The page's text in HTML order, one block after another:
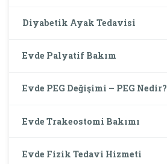
Diyabetik Ayak Tedavisi
Evde Palyatif Bakım
Evde PEG Değişimi – PEG Nedir?
Evde Trakeostomi Bakımı
Evde Fizik Tedavi Hizmeti